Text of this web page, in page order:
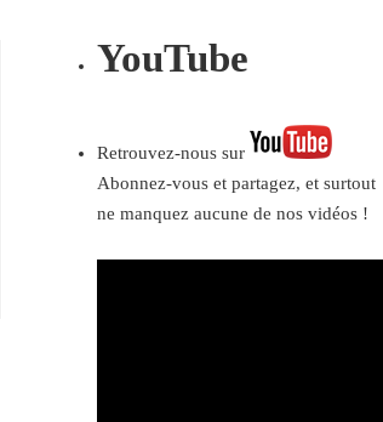
YouTube
Retrouvez-nous sur
Abonnez-vous et partagez, et surtout
ne manquez aucune de nos vidéos !